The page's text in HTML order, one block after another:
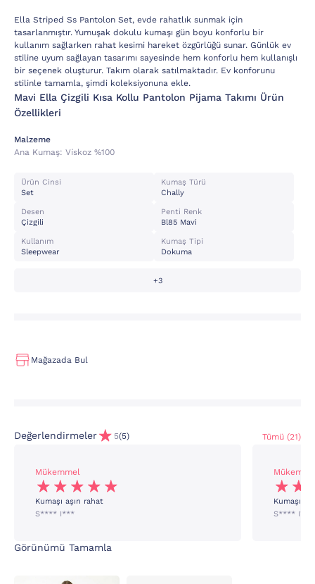
Ella Striped Ss Pantolon Set, evde rahatlık sunmak için
tasarlanmıştır. Yumuşak dokulu kumaşı gün boyu konforlu bir
kullanım sağlarken rahat kesimi hareket özgürlüğü sunar. Günlük ev
stiline uyum sağlayan tasarımı sayesinde hem konforlu hem kullanışlı
bir seçenek oluşturur. Takım olarak satılmaktadır. Ev konforunu
stilinle tamamla, şimdi koleksiyonuna ekle.
Mavi Ella Çizgili Kısa Kollu Pantolon Pijama Takımı Ürün
Özellikleri
Malzeme
Ana Kumaş: Vi̇skoz %100
Ürün Cinsi
Set
Kumaş Türü
Chally
Desen
Çizgili
Penti Renk
Bl85 Mavi
Kullanım
Sleepwear
Kumaş Tipi
Dokuma
+3
Mağazada Bul
Değerlendirmeler 5(5) Tümü (21)
Mükemmel
Kumaşı aşırı rahat
S**** I***
Kumaşı
S**** I***
Görünümü Tamamla